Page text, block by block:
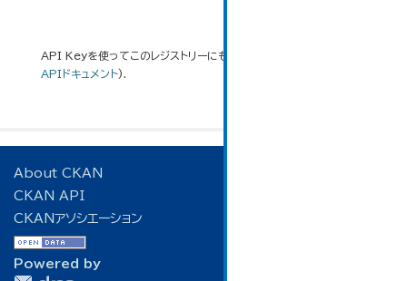
API Keyを使ってこのレジストリーにもアクセス可能です
APIドキュメント).
About CKAN
CKAN API
CKANアソシエーション
Powered by